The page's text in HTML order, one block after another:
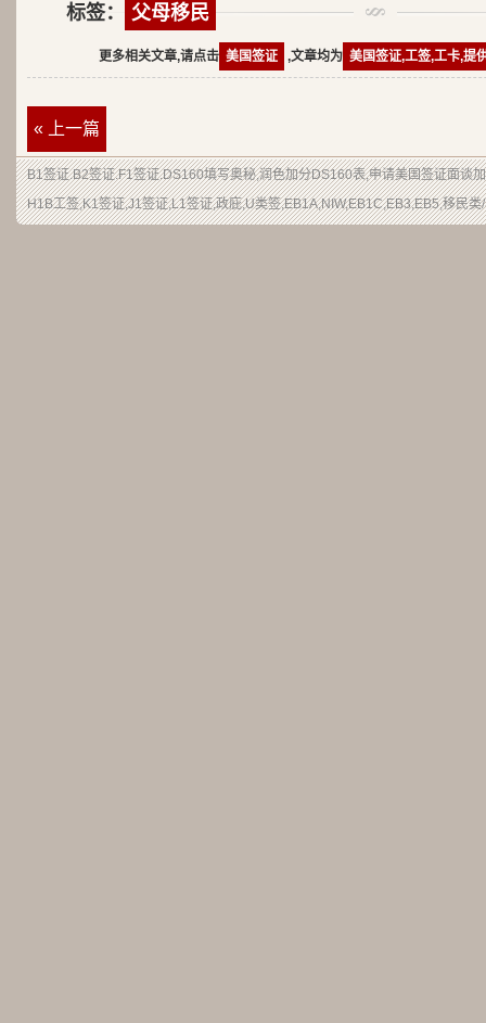
标签： 父母移民
更多相关文章,请点击 美国签证 ,文章均为 美国签证,工签,工卡,提
« 上一篇
B1签证.B2签证.F1签证.DS160填写奥秘,润色加分DS160表,申请美国签证面谈
H1B工签,K1签证,J1签证,L1签证,政庇,U类签,EB1A,NIW,EB1C,EB3,EB5,移民